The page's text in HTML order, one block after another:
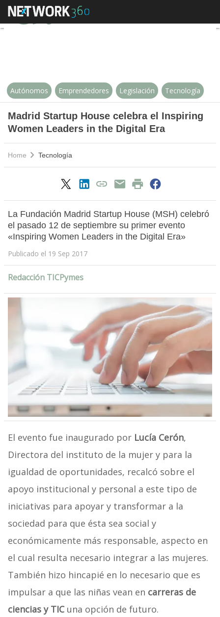
Madrid Startup House celebra el
Autónomos Emprendedores Legislación Tecnología
Madrid Startup House celebra el Inspiring
Women Leaders in the Digital Era
Home Tecnología
La Fundación Madrid Startup House (MSH) celebró
el pasado 12 de septiembre su primer evento
«Inspiring Women Leaders in the Digital Era»
Publicado el 19 Sep 2017
Redacción TICPymes
El evento fue inaugurado por Lucía Cerón,
Directora del instituto de la mujer y para la
igualdad de oportunidades, recalcó sobre el
apoyo institucional y personal a este tipo de
iniciativas para apoyar y transformar a la
sociedad para que ésta sea social y
económicamente más responsable, aspecto en
el cual resulta necesario integrar a las mujeres.
También hizo hincapié en lo necesario que es
impulsar a que las niñas vean en carreras de
ciencias y TICuna opción de futuro.